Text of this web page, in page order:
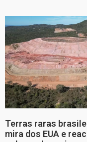
Terras raras
mira dos EUA e